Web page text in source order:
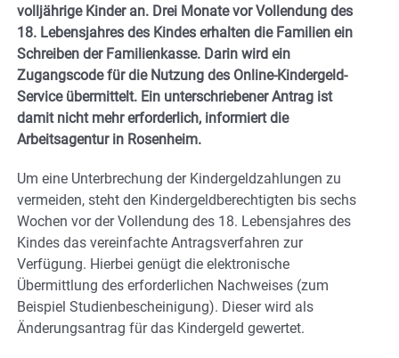
volljährige Kinder an. Drei Monate vor Vollendung des
18. Lebensjahres des Kindes erhalten die Familien ein
Schreiben der Familienkasse. Darin wird ein
Zugangscode für die Nutzung des Online-Kindergeld-
Service übermittelt. Ein unterschriebener Antrag ist
damit nicht mehr erforderlich, informiert die
Arbeitsagentur in Rosenheim.
Um eine Unterbrechung der Kindergeldzahlungen zu
vermeiden, steht den Kindergeldberechtigten bis sechs
Wochen vor der Vollendung des 18. Lebensjahres des
Kindes das vereinfachte Antragsverfahren zur
Verfügung. Hierbei genügt die elektronische
Übermittlung des erforderlichen Nachweises (zum
Beispiel Studienbescheinigung). Dieser wird als
Änderungsantrag für das Kindergeld gewertet.